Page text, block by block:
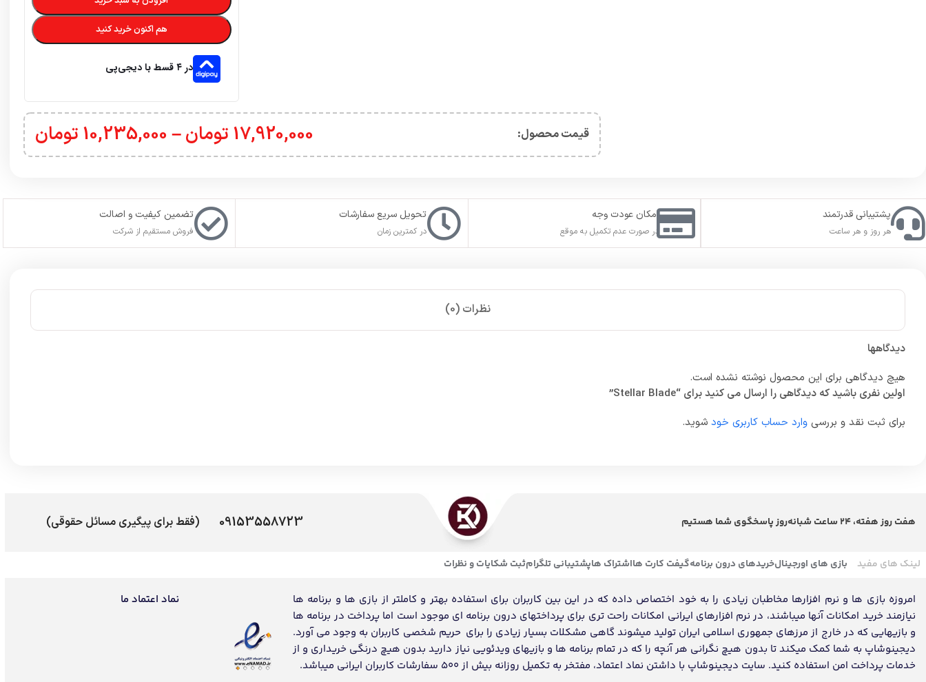
هم اکنون خرید کنید
در ۴ قسط با دیجی‌پی
قیمت محصول:​ 17,920,000 تومان–
10,235,000 تومان
پشتیبانی قدرتمند
هر روز و هر ساعت
امکان عودت وجه
در صورت عدم تکمیل به موقع
تحویل سریع سفارشات
در کمترین زمان
تضمین کیفیت و اصالت
فروش مستقیم از شرکت
نظرات (0)
دیدگاهها
هیچ دیدگاهی برای این محصول نوشته نشده است.
اولین نفری باشید که دیدگاهی را ارسال می کنید برای “Stellar Blade”
برای ثبت نقد و بررسی وارد حساب کاربری خود شوید.
هفت روز هفته، 24 ساعت شبانه‌روز پاسخگوی شما هستیم 09153558723 (فقط برای پیگیری مسائل حقوقی)
لینک های مفید بازی های اورجینالخریدهای درون برنامهگیفت کارت هااشتراک هاپشتیبانی تلگرامثبت شکایات و نظرات
امروزه بازی ها و نرم افزارها مخاطبان زیادی را به خود اختصاص داده که در این بین کاربران برای استفاده بهتر و کاملتر از بازی ها و برنامه ها
نیازمند خرید امکانات آنها میباشند، در نرم افزارهای ایرانی امکانات راحت تری برای پرداختهای درون برنامه ای موجود است اما پرداخت در برنامه ها
و بازیهایی که در خارج از مرزهای جمهوری اسلامی ایران تولید میشوند گاهی مشکلات بسیار زیادی را برای حریم شخصی کاربران به وجود می آورد.
دیجینوشاپ به شما کمک میکند تا بدون هیچ نگرانی هر آنچه را که در تمام برنامه ها و بازیهای ویدئویی نیاز دارید بدون هیچ درنگی خریداری و از
خدمات پرداخت امن استفاده کنید. سایت دیجینوشاپ با داشتن نماد اعتماد، مفتخر به تکمیل روزانه بیش از 500 سفارشات کاربران ایرانی میباشد.
نماد اعتماد ما